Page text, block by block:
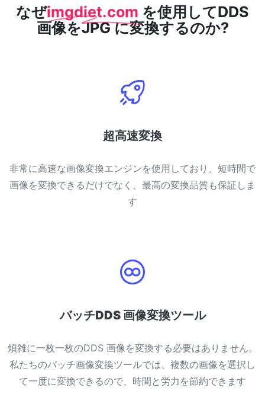
なぜimgdiet.com を使用してDDS
画像をJPG に変換するのか?
超高速変換
非常に高速な画像変換エンジンを使用しており、短時間で
画像を変換できるだけでなく、最高の変換品質も保証しま
す
バッチDDS 画像変換ツール
煩雑に一枚一枚のDDS 画像を変換する必要はありません。
私たちのバッチ画像変換ツールでは、複数の画像を選択し
て一度に変換できるので、時間と労力を節約できます